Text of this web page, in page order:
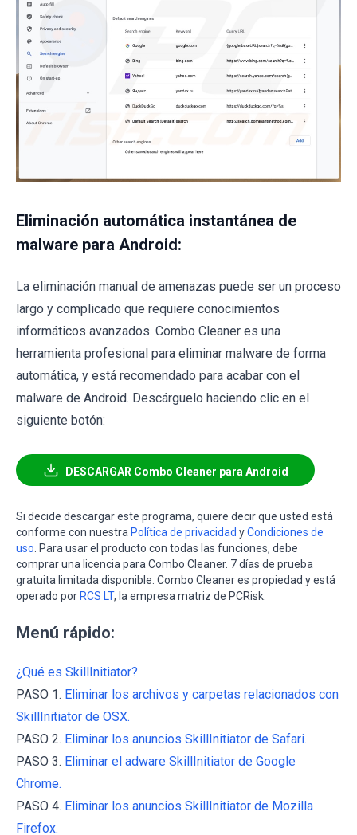
Eliminación automática instantánea de
malware para Android:
La eliminación manual de amenazas puede ser un proceso
largo y complicado que requiere conocimientos
informáticos avanzados. Combo Cleaner es una
herramienta profesional para eliminar malware de forma
automática, y está recomendado para acabar con el
malware de Android. Descárguelo haciendo clic en el
siguiente botón:
DESCARGAR Combo Cleaner para Android
Si decide descargar este programa, quiere decir que usted está
conforme con nuestra Política de privacidad yCondiciones de
uso . Para usar el producto con todas las funciones, debe
comprar una licencia para Combo Cleaner. 7 días de prueba
gratuita limitada disponible. Combo Cleaner es propiedad y está
operado por RCS LT, la empresa matriz de PCRisk.
Menú rápido:
¿Qué es SkillInitiator?
PASO 1. Eliminar los archivos y carpetas relacionados con
SkillInitiator de OSX.
PASO 2. Eliminar los anuncios SkillInitiator de Safari.
PASO 3. Eliminar el adware SkillInitiator de Google
Chrome.
PASO 4. Eliminar los anuncios SkillInitiator de Mozilla
Firefox.